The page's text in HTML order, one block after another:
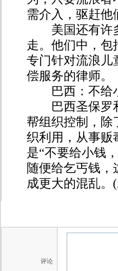
需介入，驱赶他
美国还有许多
走。他们中，包
专门针对流浪儿
偿服务的律师。
巴西：不给小
巴西圣保罗和
帮组织控制，除
织利用，从事贩
是“不要给小钱
随便给乞丐钱
成更大的混乱。
评论